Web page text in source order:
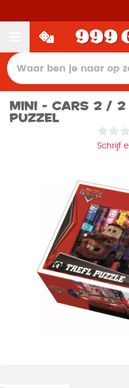
Mini - Cars 2 /
Puzzel
Schrijf